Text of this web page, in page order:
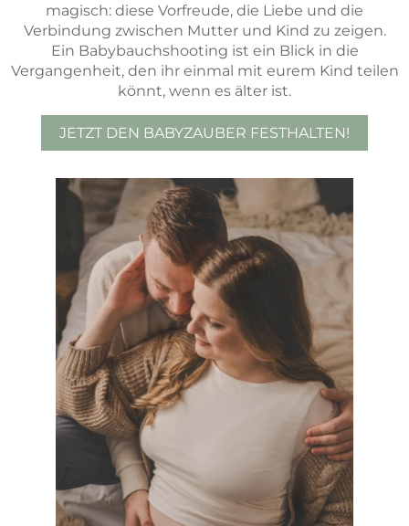
magisch: diese Vorfreude, die Liebe und die
Verbindung zwischen Mutter und Kind zu zeigen.
Ein Babybauchshooting ist ein Blick in die
Vergangenheit, den ihr einmal mit eurem Kind teilen
könnt, wenn es älter ist.
JETZT DEN BABYZAUBER FESTHALTEN!